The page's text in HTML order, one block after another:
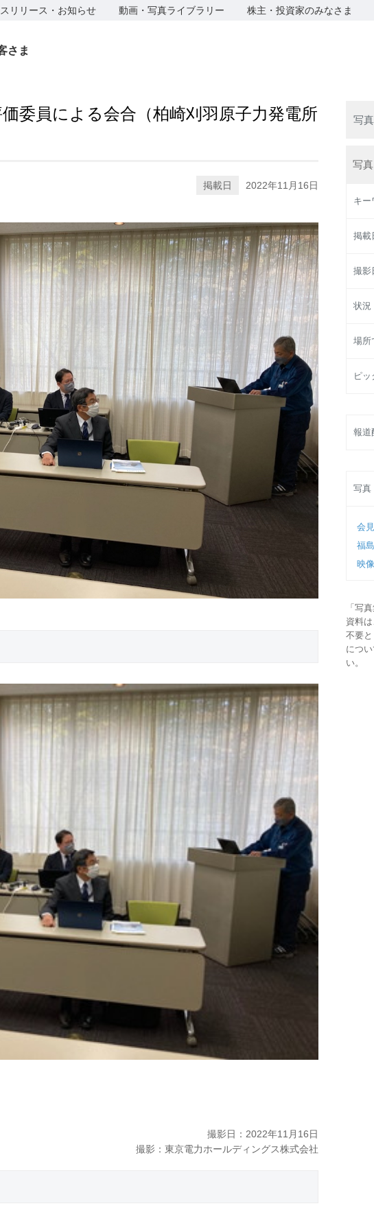
リリース・お知らせ 動画・写真ライブラリー 株主・投資家のみなさま
さま
委員による会合（柏崎刈羽原子力発電所
掲載日 2022年11月16日
撮影日：2022年11月16日
撮影：東京電力ホールディングス株式会社
写
写
キー
掲載
撮影
状況
場所
ピ
報道
写真
会
福
映
「写
資料
不要
につい
い。